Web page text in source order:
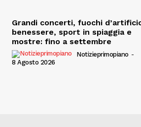
Grandi concerti, fuochi
benessere, sport in spiaggia e
mostre: fino a settembre
Notizieprimopiano -
8 Agosto 2026